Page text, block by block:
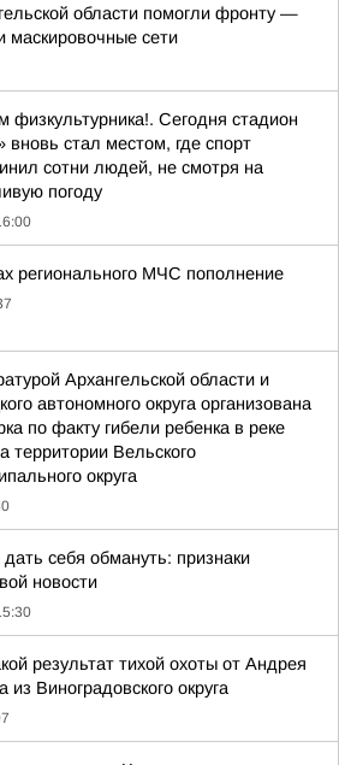
области помогли фронту —
маскировочные сети
физкультурника!. Сегодня стадион
вновь стал местом, где спорт
сотни людей, не смотря на
погоду
регионального МЧС пополнение
Архангельской области и
автономного округа организована
по факту гибели ребенка в реке
территории Вельского
округа
дать себя обмануть: признаки
новости
результат тихой охоты от Андрея
из Виноградовского округа